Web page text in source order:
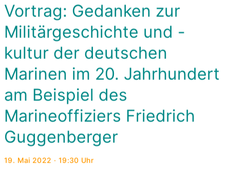
Vortrag: Gedanken zur
Militärgeschichte und -
kultur der deutschen
Marinen im 20. Jahrhundert
am Beispiel des
Marineoffiziers Friedrich
Guggenberger
19. Mai 2022 · 19:30 Uhr